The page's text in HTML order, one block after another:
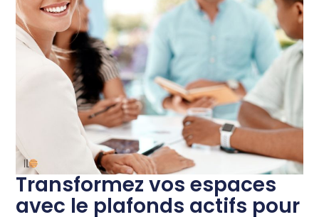
Transformez vos espaces
avec le plafonds actifs pour